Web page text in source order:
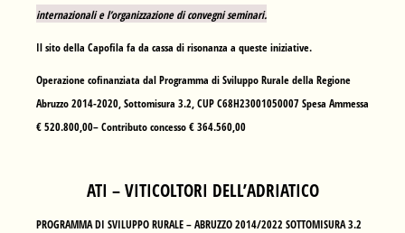
internazionali e l’organizzazione di convegni seminari.
Il sito della Capofila fa da cassa di risonanza a queste iniziative.
Operazione cofinanziata dal Programma di Sviluppo Rurale della Regione
Abruzzo 2014-2020, Sottomisura 3.2, CUP C68H23001050007 Spesa Ammessa
€ 520.800,00– Contributo concesso € 364.560,00
ATI – VITICOLTORI DELL’ADRIATICO
PROGRAMMA DI SVILUPPO RURALE – ABRUZZO 2014/2022 SOTTOMISURA 3.2